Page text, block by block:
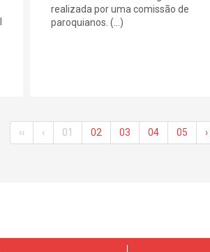
realizada por uma comissão de
paroquianos. (...)
‹‹ ‹ 01 02 03 04 05 ›